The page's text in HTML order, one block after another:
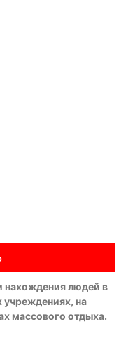
нахождения людей в
учреждениях, на
массового отдыха.